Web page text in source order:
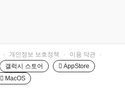
· 개인정보 보호정책 · 이용 약관
·
갤럭시 스토어
 AppStore
 MacOS